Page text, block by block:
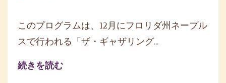
このプログラムは、12月にフロリダ州ネープル
スで行われる「 ザ・ギャザリング...
続きを読む